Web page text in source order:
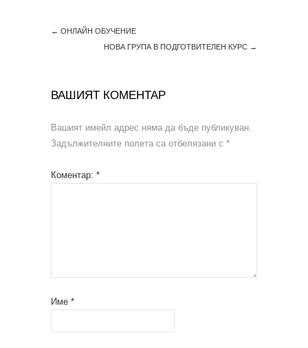
← ОНЛАЙН ОБУЧЕНИЕ
НОВА ГРУПА В ПОДГОТВИТЕЛЕН КУРС →
ВАШИЯТ КОМЕНТАР
Вашият имейл адрес няма да бъде публикуван.
Задължителните полета са отбелязани с *
Коментар: *
Име *